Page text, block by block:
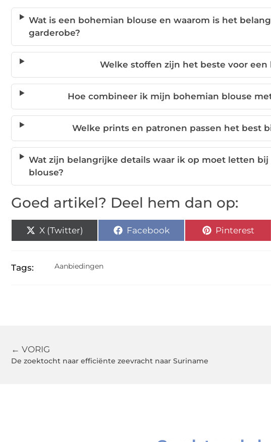
Wat is een bohemian blouse en waarom is het
garderobe?
Welke stoffen zijn het beste voor een
Hoe combineer ik mijn bohemian blouse
Welke prints en patronen passen het best
Wat zijn belangrijke details waar ik op moet letten
blouse?
Goed artikel? Deel hem dan op:
X (Twitter) Facebook Pinterest
Tags: Aanbiedingen
← VORIG
De zoektocht naar efficiënte zeevracht naar Suriname